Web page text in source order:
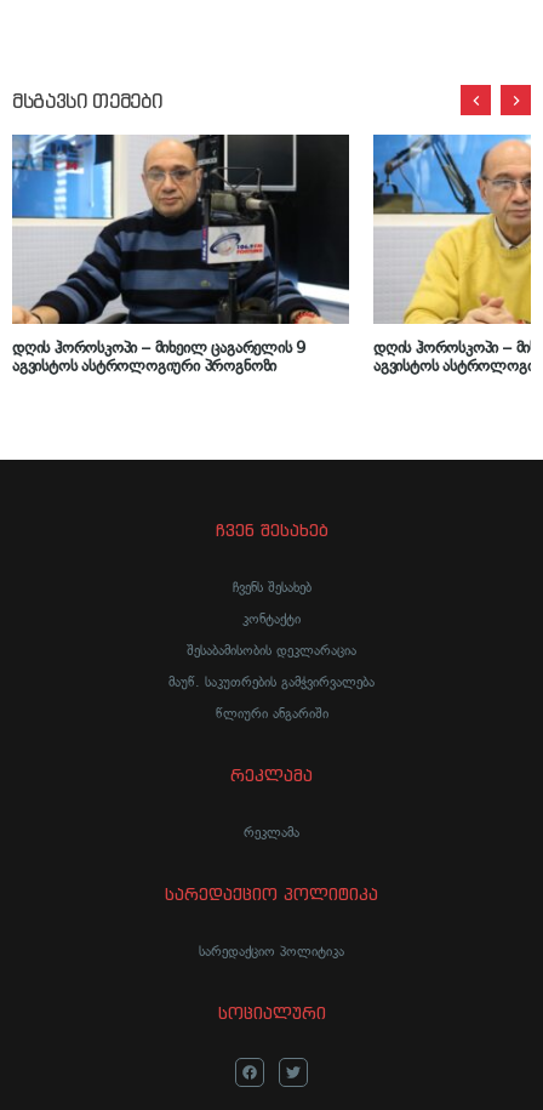
მსგავსი თემები
დღის ჰოროსკოპი – მიხეილ ცაგარელის 9
აგვისტოს ასტროლოგიური პროგნოზი
დღის ჰოროსკოპი –
აგვისტოს
ჩვენ შესახებ
ჩვენს შესახებ
კონტაქტი
შესაბამისობის დეკლარაცია
მაუწ. საკუთრების გამჭვირვალება
წლიური ანგარიში
რეკლამა
რეკლამა
სარედაქციო პოლიტიკა
სარედაქციო პოლიტიკა
სოციალური